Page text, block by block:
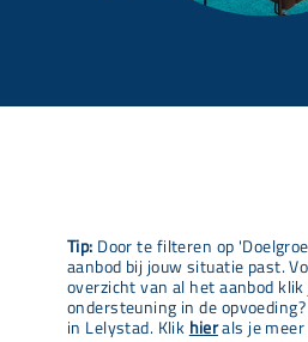
Tip: Door te filteren op
aanbod bij jouw situatie past.
overzicht van al het aanbod klik
ondersteuning in de
in Lelystad. Klik hierals je